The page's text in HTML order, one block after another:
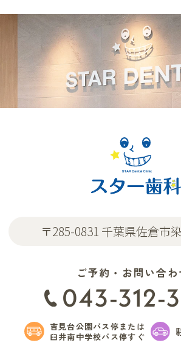
〒285-0831 千葉県佐倉市
ご予約・お問い合わ
043-312-
吉見台公園バス停または
臼井南中学校バス停すぐ